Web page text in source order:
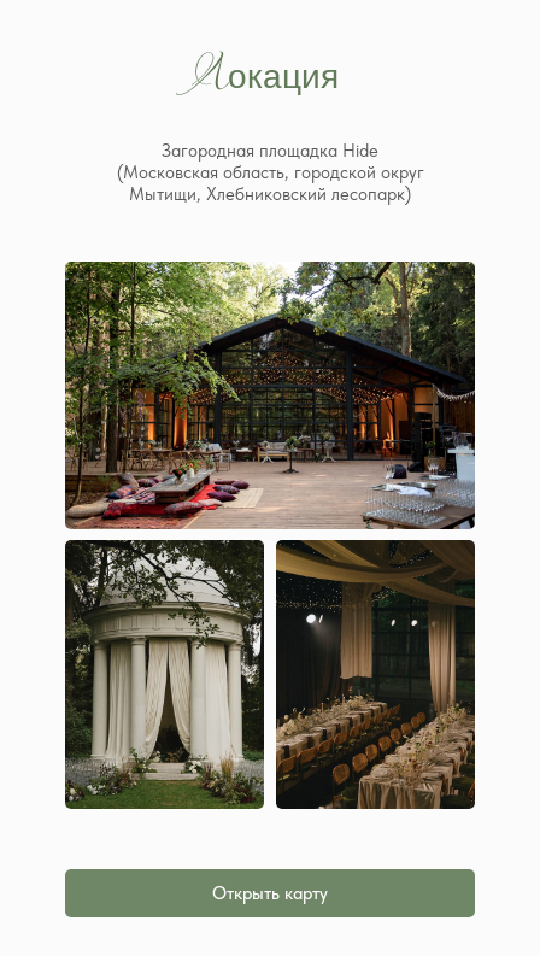
окация
Л
Загородная площадка Hide
(Московская область, городской округ
Мытищи, Хлебниковский лесопарк)
Открыть карту